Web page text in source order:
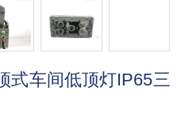
式车间低顶灯IP65三